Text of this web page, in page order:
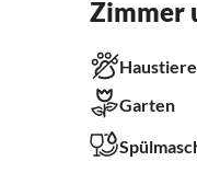
Zimmer
Garten